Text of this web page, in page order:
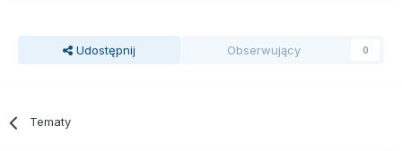
Udostępnij Obserwujący 0
Tematy